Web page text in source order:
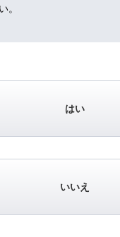
回避のシナリオで急落
かかったわけだ。
予定されているトラン
ば、その成果が、相場
国側の非関税障壁（米企
。会談がキャンセルさ
歩み寄りが確認されれば
よ、本欄の読者には、あ
ことを勧める。
るなかで、個人投資家
しいけどね。
。
はい
いいえ